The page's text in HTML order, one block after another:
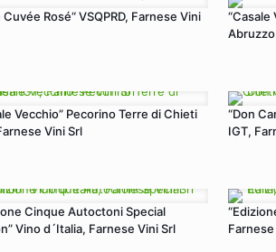
Cuvée Rosé“ VSQPRD, Farnese Vini
“Casale
Vecchio” Pecorino Terre di Chieti
Vini Srl
“Don
IGT,
Cinque Autoctoni Special
Vino d´Italia, Farnese Vini Srl